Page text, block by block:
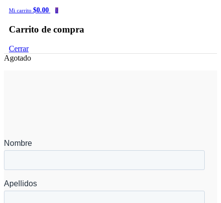
Mi carrito $0.00 0
Carrito de compra
Cerrar
Agotado